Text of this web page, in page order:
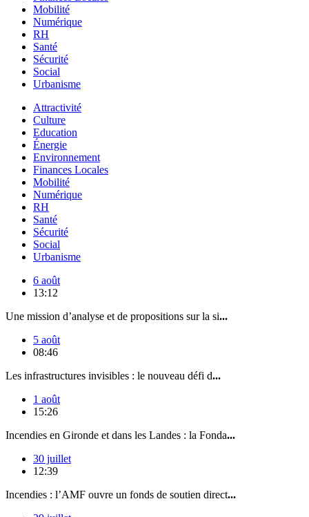
Mobilité
Numérique
RH
Santé
Sécurité
Social
Urbanisme
Attractivité
Culture
Education
Énergie
Environnement
Finances Locales
Mobilité
Numérique
RH
Santé
Sécurité
Social
Urbanisme
6 août
13:12
Une mission d’analyse et de propositions sur la si...
5 août
08:46
Les infrastructures invisibles : le nouveau défi d...
1 août
15:26
Incendies en Gironde et dans les Landes : la Fonda...
30 juillet
12:39
Incendies : l’AMF ouvre un fonds de soutien direct...